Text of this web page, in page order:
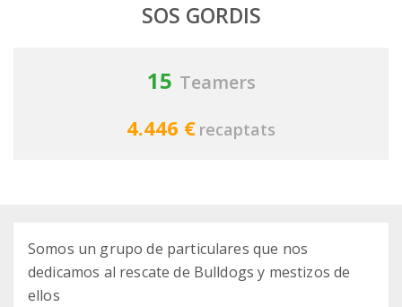
SOS GORDIS
15 Teamers
4.446 € recaptats
Somos un grupo de particulares que nos
dedicamos al rescate de Bulldogs y mestizos de
ellos